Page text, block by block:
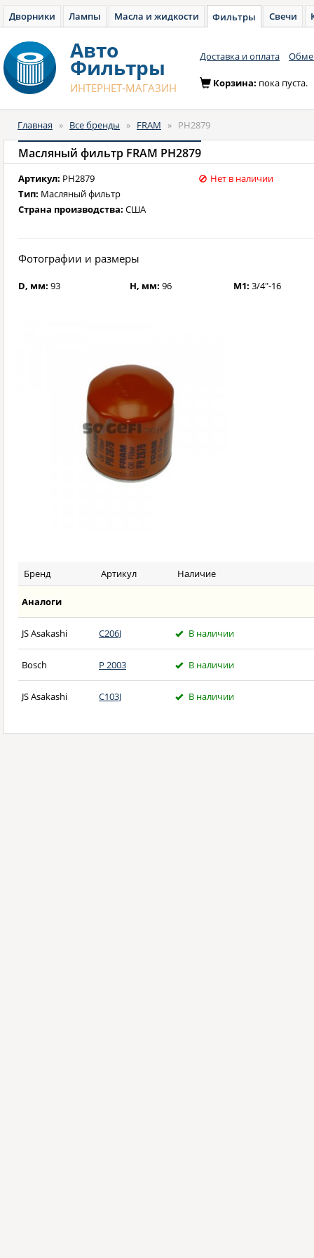
Дворники Лампы Масла и жидкости Фильтры Свечи
Авто
Фильтры
ИНТЕРНЕТ-МАГАЗИН
Доставка и оплата
Корзина: пока пуста.
Главная » Все бренды » FRAM » PH2879
Масляный фильтр FRAM PH2879
Артикул: PH2879
Тип: Масляный фильтр
Страна производства: США
Нет в наличии
Фотографии и размеры
D, мм: 93 H, мм: 96 M1:3/4"-16
Бренд Артикул Наличие
Аналоги
JS Asakashi C206J В наличии
Bosch P 2003 В наличии
JS Asakashi C103J В наличии